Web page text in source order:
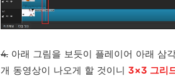
4. 아래 그림을 보듯이 플레이어 아래 삼
개 동영상이 나오게 할 것이니 3×3 그리